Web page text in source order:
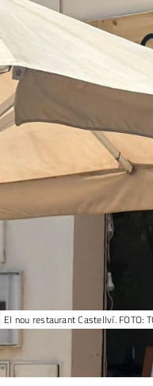
El nou restaurant Castellví. FOTO: